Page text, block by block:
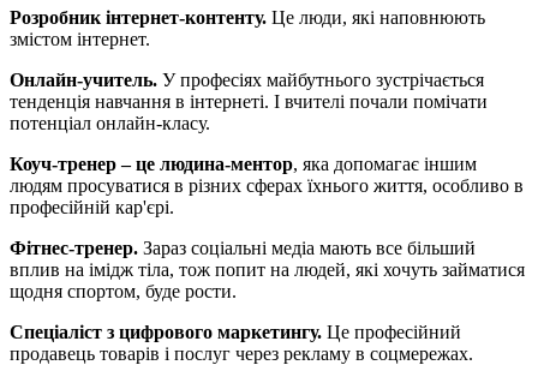
Розробник інтернет-контенту. Це люди, які наповнюють
змістом інтернет.
Онлайн-учитель. У професіях майбутнього зустрічається
тенденція навчання в інтернеті. І вчителі почали помічати
потенціал онлайн-класу.
Коуч-тренер – це людина-ментор, яка допомагає іншим
людям просуватися в різних сферах їхнього життя, особливо в
професійній кар'єрі.
Фітнес-тренер. Зараз соціальні медіа мають все більший
вплив на імідж тіла, тож попит на людей, які хочуть займатися
щодня спортом, буде рости.
Спеціаліст з цифрового маркетингу. Це професійний
продавець товарів і послуг через рекламу в соцмережах.